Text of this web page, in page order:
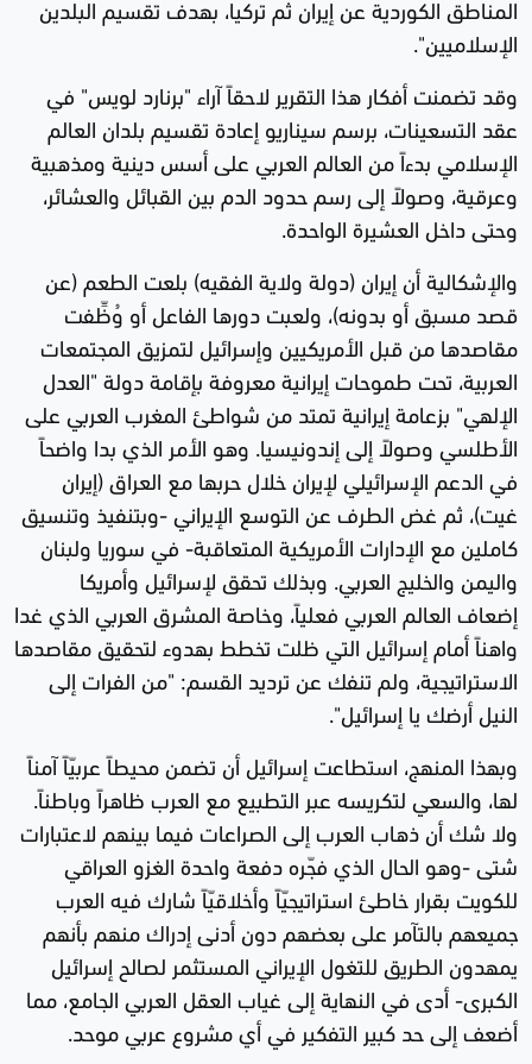
المناطق الكوردية عن إيران ثم تركيا، بهدف تقسيم البلدين
الإسلاميين".
وقد تضمنت أفكار هذا التقرير لاحقاً آراء "برنارد لويس" في
عقد التسعينات، برسم سيناريو إعادة تقسيم بلدان العالم
الإسلامي بدءاً من العالم العربي على أسس دينية ومذهبية
وعرقية، وصولاً إلى رسم حدود الدم بين القبائل والعشائر،
وحتى داخل العشيرة الواحدة.
والإشكالية أن إيران (دولة ولاية الفقيه) بلعت الطعم (عن
قصد مسبق أو بدونه)، ولعبت دورها الفاعل أو وُظِّفت
مقاصدها من قبل الأمريكيين وإسرائيل لتمزيق المجتمعات
العربية، تحت طموحات إيرانية معروفة بإقامة دولة "العدل
الإلهي" بزعامة إيرانية تمتد من شواطئ المغرب العربي على
الأطلسي وصولاً إلى إندونيسيا. وهو الأمر الذي بدا واضحاً
في الدعم الإسرائيلي لإيران خلال حربها مع العراق (إيران
غيت)، ثم غض الطرف عن التوسع الإيراني -وبتنفيذ وتنسيق
كاملين مع الإدارات الأمريكية المتعاقبة- في سوريا ولبنان
واليمن والخليج العربي. وبذلك تحقق لإسرائيل وأمريكا
إضعاف العالم العربي فعلياً، وخاصة المشرق العربي الذي غدا
واهناً أمام إسرائيل التي ظلت تخطط بهدوء لتحقيق مقاصدها
الاستراتيجية، ولم تنفك عن ترديد القسم: "من الفرات إلى
النيل أرضك يا إسرائيل".
وبهذا المنهج، استطاعت إسرائيل أن تضمن محيطاً عربيّاً آمناً
لها، والسعي لتكريسه عبر التطبيع مع العرب ظاهراً وباطناً.
ولا شك أن ذهاب العرب إلى الصراعات فيما بينهم لاعتبارات
شتى -وهو الحال الذي فجّره دفعة واحدة الغزو العراقي
للكويت بقرار خاطئ استراتيجيّاً وأخلاقيّاً شارك فيه العرب
جميعهم بالتآمر على بعضهم دون أدنى إدراك منهم بأنهم
يمهدون الطريق للتغول الإيراني المستثمر لصالح إسرائيل
الكبرى- أدى في النهاية إلى غياب العقل العربي الجامع، مما
أضعف إلى حد كبير التفكير في أي مشروع عربي موحد.